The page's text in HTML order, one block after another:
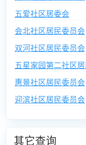
五爱社区居委会
会北社区居民委员会
双河社区居民委员会
五星家园第二社区
惠景社区居民委员会
迎滨社区居民委员会
其它查询